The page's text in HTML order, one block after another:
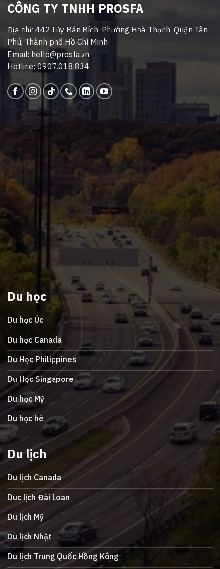
CÔNG TY TNHH PROSFA
Địa chỉ: 442 Lũy Bán Bích, Phường Hoà Thạnh, Quận Tân
Phú, Thành phố Hồ Chí Minh
Email: hello@prosfa.vn
Hotline: 0907.018.834
Du học
Du học Úc
Du học Canada
Du Học Philippines
Du Học Singapore
Du học Mỹ
Du học hè
Du lịch
Du lịch Canada
Duc lịch Đài Loan
Du lịch Mỹ
Du lịch Nhật
Du lịch Trung Quốc Hồng Kông